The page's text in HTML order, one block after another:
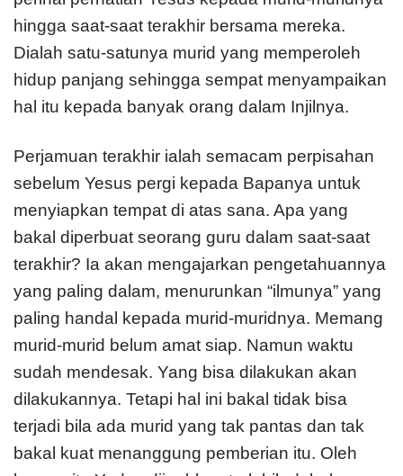
hingga saat-saat terakhir bersama mereka.
Dialah satu-satunya murid yang memperoleh
hidup panjang sehingga sempat menyampaikan
hal itu kepada banyak orang dalam Injilnya.
Perjamuan terakhir ialah semacam perpisahan
sebelum Yesus pergi kepada Bapanya untuk
menyiapkan tempat di atas sana. Apa yang
bakal diperbuat seorang guru dalam saat-saat
terakhir? Ia akan mengajarkan pengetahuannya
yang paling dalam, menurunkan “ilmunya” yang
paling handal kepada murid-muridnya. Memang
murid-murid belum amat siap. Namun waktu
sudah mendesak. Yang bisa dilakukan akan
dilakukannya. Tetapi hal ini bakal tidak bisa
terjadi bila ada murid yang tak pantas dan tak
bakal kuat menanggung pemberian itu. Oleh